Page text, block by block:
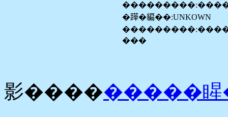
�𨅯�編��:UNKOWN
���
影���������